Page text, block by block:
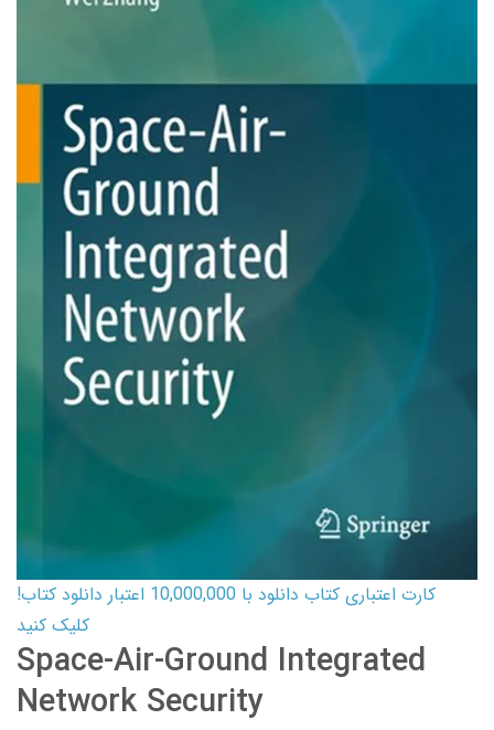
کارت اعتباری کتاب دانلود با 10,000,000 اعتبار دانلود کتاب!
کلیک کنید
Space-Air-Ground Integrated
Network Security